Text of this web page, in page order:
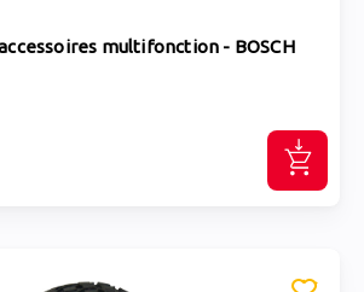
multifonction - BOSCH